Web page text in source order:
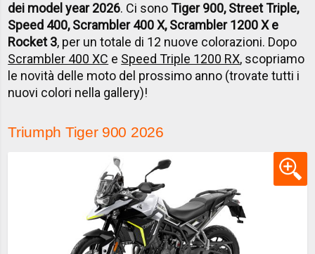
dei model year 2026. Ci sonoTiger 900, Street Triple,
Speed 400, Scrambler 400 X, Scrambler 1200 X e
Rocket 3, per un totale di 12 nuove colorazioni. Dopo
Scrambler 400 XC e Speed Triple 1200 RX, scopriamo
le novità delle moto del prossimo anno (trovate tutti i
nuovi colori nella gallery)!
Triumph Tiger 900 2026